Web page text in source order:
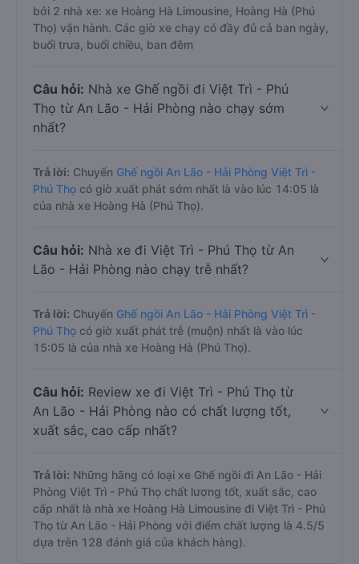
bởi 2 nhà xe: xe Hoàng Hà Limousine, Hoàng Hà (Phú
Thọ) vận hành. Các giờ xe chạy có đầy đủ cả ban ngày,
buổi trưa, buổi chiều, ban đêm
Câu hỏi: Nhà xe Ghế ngồi đi Việt Trì - Phú
Thọ từ An Lão - Hải Phòng nào chạy sớm
nhất?
Trả lời: Chuyến Ghế ngồi An Lão - Hải Phòng Việt Trì -
Phú Thọ có giờ xuất phát sớm nhất là vào lúc 14:05 là
của nhà xe Hoàng Hà (Phú Thọ).
Câu hỏi: Nhà xe đi Việt Trì - Phú Thọ từ An
Lão - Hải Phòng nào chạy trễ nhất?
Trả lời: Chuyến Ghế ngồi An Lão - Hải Phòng Việt Trì -
Phú Thọ có giờ xuất phát trễ (muộn) nhất là vào lúc
15:05 là của nhà xe Hoàng Hà (Phú Thọ).
Câu hỏi: Review xe đi Việt Trì - Phú Thọ từ
An Lão - Hải Phòng nào có chất lượng tốt,
xuất sắc, cao cấp nhất?
Trả lời: Những hãng có loại xe Ghế ngồi đi An Lão - Hải
Phòng Việt Trì - Phú Thọ chất lượng tốt, xuất sắc, cao
cấp nhất là nhà xe Hoàng Hà Limousine đi Việt Trì - Phú
Thọ từ An Lão - Hải Phòng với điểm chất lượng là 4.5/5
dựa trên 128 đánh giá của khách hàng).